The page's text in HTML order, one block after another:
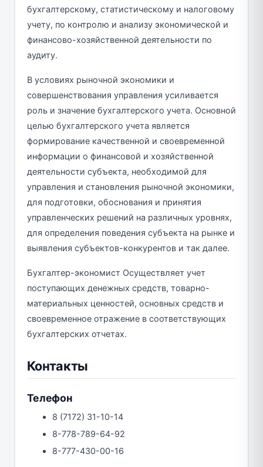
бухгалтерскому, статистическому и налоговому
учету, по контролю и анализу экономической и
финансово-хозяйственной деятельности по
аудиту.
В условиях рыночной экономики и
совершенствования управления усиливается
роль и значение бухгалтерского учета. Основной
целью бухгалтерского учета является
формирование качественной и своевременной
информации о финансовой и хозяйственной
деятельности субъекта, необходимой для
управления и становления рыночной экономики,
для подготовки, обоснования и принятия
управленческих решений на различных уровнях,
для определения поведения субъекта на рынке и
выявления субъектов-конкурентов и так далее.
Бухгалтер-экономист Осуществляет учет
поступающих денежных средств, товарно-
материальных ценностей, основных средств и
своевременное отражение в соответствующих
бухгалтерских отчетах.
Контакты
Телефон
8 (7172) 31-10-14
8-778-789-64-92
8-777-430-00-16